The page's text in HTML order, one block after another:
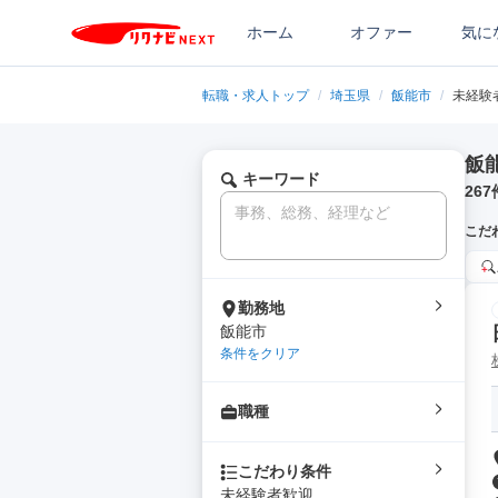
ホーム オファー 気に
転職・求人トップ / 埼玉県 / 飯能市 / 未経験
キーワード
勤務地
飯能市
条件をクリア
職種
こだわり条件
飯
267
こだ